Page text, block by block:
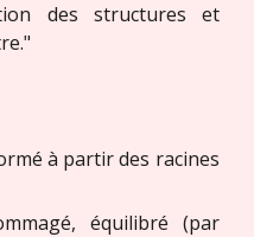
des structures et
à partir des racines
équilibré (par